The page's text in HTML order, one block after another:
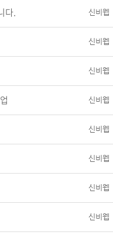
다. 신비웹
신비웹
신비웹
신비웹
신비웹
신비웹
신비웹
신비웹